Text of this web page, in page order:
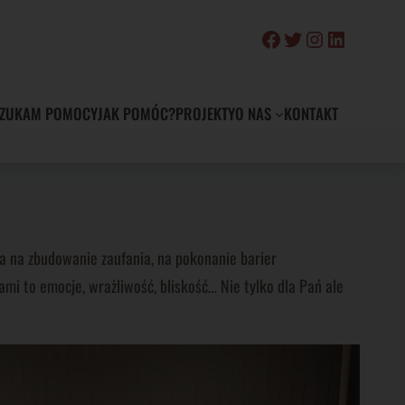
Facebook
Twitter
Instagram
LinkedIn
POMOCYJAK POMÓC?PROJEKTYO NAS KONTAKT
na zbudowanie zaufania, na pokonanie barier
to emocje, wrażliwość, bliskość… Nie tylko dla Pań ale